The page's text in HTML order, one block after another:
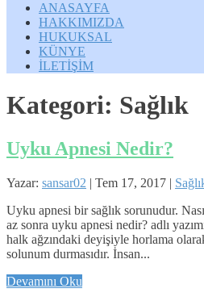
ANASAYFA
HAKKIMIZDA
HUKUKSAL
KÜNYE
İLETİŞİM
Kategori: Sağlık
Uyku Apnesi Nedir?
Yazar: sansar02 | Tem 17, 2017 |
Uyku apnesi bir sağlık sorunudur.
az sonra uyku apnesi nedir? adlı
halk ağzındaki deyişiyle horlama
solunum durmasıdır. İnsan...
Devamını Oku